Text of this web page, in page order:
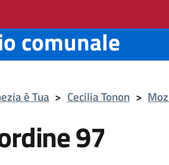
comunale
è Tua > Cecilia Tonon >
97